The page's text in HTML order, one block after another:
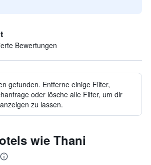
Bewertungen
gefunden. Entferne einige Filter,
oder lösche alle Filter, um dir
zu lassen.
wie Thani